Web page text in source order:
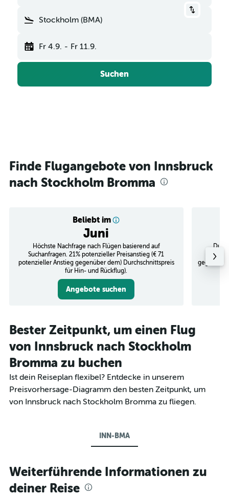
Stockholm (BMA)
Fr 4.9. - Fr 11.9.
Suchen
Finde Flugangebote von Innsbruck
nach Stockholm Bromma
Beliebt im
Juni
Höchste Nachfrage nach Flügen basierend auf
Suchanfragen. 21% potenzieller Preisanstieg (€ 71
potenzieller Anstieg gegenüber dem) Durchschnittspreis
für Hin- und Rückflug).
Angebote suchen
Bester Zeitpunkt, um einen Flug
von Innsbruck nach Stockholm
Bromma zu buchen
Ist dein Reiseplan flexibel? Entdecke in unserem
Preisvorhersage-Diagramm den besten Zeitpunkt, um
von Innsbruck nach Stockholm Bromma zu fliegen.
INN-BMA
Weiterführende Informationen zu
deiner Reise